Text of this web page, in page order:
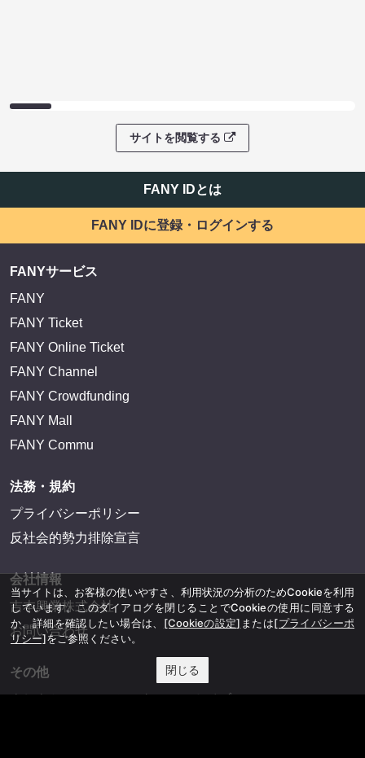
サイトを閲覧する
FANY IDとは
FANY IDに登録・ログインする
FANYサービス
FANY
FANY Ticket
FANY Online Ticket
FANY Channel
FANY Crowdfunding
FANY Mall
FANY Commu
法務・規約
プライバシーポリシー
反社会的勢力排除宣言
会社情報
吉本興業株式会社
お問い合わせ
その他
よしもとニュースセンターアーカイブ
当サイトは、お客様の使いやすさ、利用状況の分析のためCookieを利用
しています。このダイアログを閉じることでCookieの使用に同意する
か、詳細を確認したい場合は、 [Cookieの設定] または[プライバシーポ
リシー]をご参照ください。
閉じる